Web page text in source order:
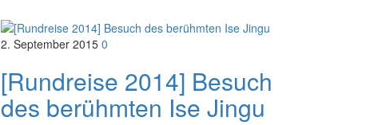
2. September 2015 0
[Rundreise 2014] Besuch
des berühmten Ise Jingu